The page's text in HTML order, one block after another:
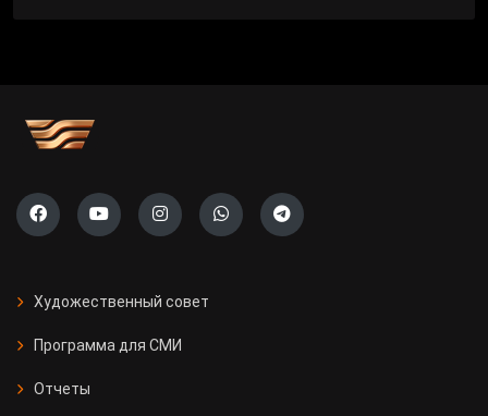
Художественный совет
Программа для СМИ
Отчеты